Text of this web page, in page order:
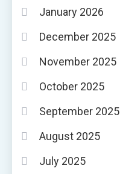
January 2026
December 2025
November 2025
October 2025
September 2025
August 2025
July 2025